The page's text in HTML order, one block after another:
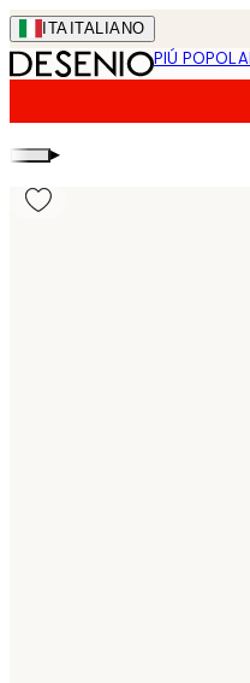
Skip
to
main
ITA ITALIANO
PIÚ
▸